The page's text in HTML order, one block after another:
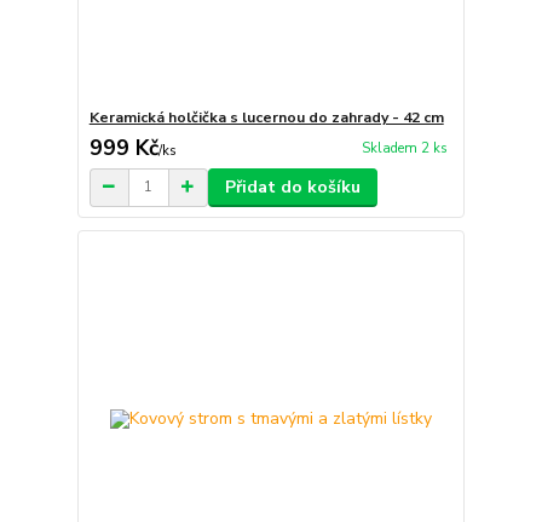
Keramická holčička s lucernou do zahrady - 42 cm
999 Kč/ks Skladem 2 ks
Přidat do košíku